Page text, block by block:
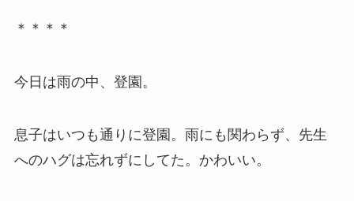
＊＊＊＊
今日は雨の中、登園。
息子はいつも通りに登園。雨にも関わらず、先生
へのハグは忘れずにしてた。かわいい。